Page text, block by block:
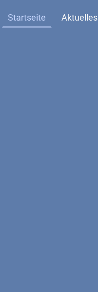
Startseite Aktuelles